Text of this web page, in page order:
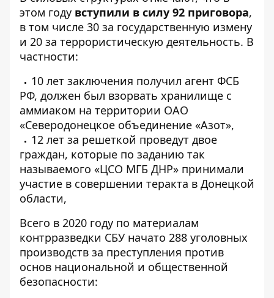
этом году вступили в силу 92 приговора,
в том числе 30 за государственную измену
и 20 за террористическую деятельность. В
частности:
10 лет заключения получил агент ФСБ
РФ, должен был взорвать хранилище с
аммиаком на территории ОАО
«Северодонецкое объединение «Азот»,
12 лет за решеткой проведут двое
граждан, которые по заданию так
называемого «ЦСО МГБ ДНР» принимали
участие в совершении теракта в Донецкой
области,
Всего в 2020 году по материалам
контрразведки СБУ начато 288 уголовных
производств за преступления против
основ национальной и общественной
безопасности: